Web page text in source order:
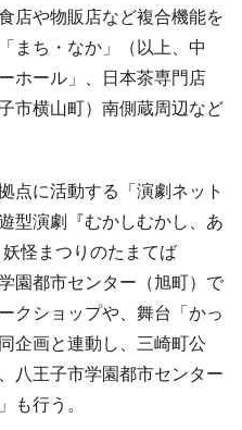
店や物販店など複合機能を
まち・なか」（以上、中
ホール」、日本茶専門店
市横山町）南側蔵周辺など
点に活動する「演劇ネット
型演劇『むかしむかし、あ
怪まつりのたまてば
園都市センター（旭町）で
クショップや、舞台「かっ
企画と連動し、三崎町公
八王子市学園都市センター
も行う。